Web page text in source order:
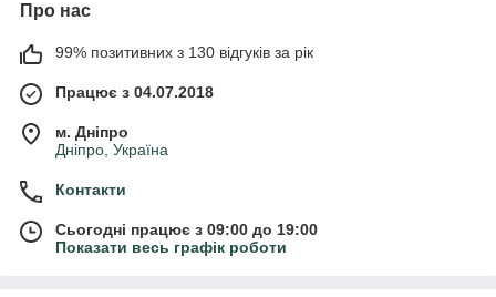
Про нас
99% позитивних з 130 відгуків за рік
Працює з 04.07.2018
м. Дніпро
Дніпро, Україна
Контакти
Сьогодні працює з 09:00 до 19:00
Показати весь графік роботи